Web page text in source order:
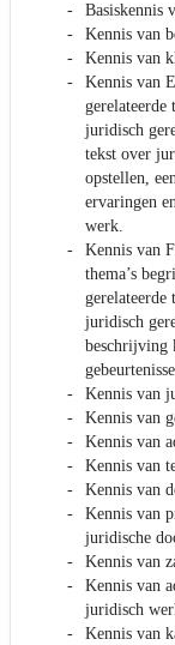
Basiskennis
Kennis van
Kennis van
Kennis van
gerelateerde
juridisch
tekst over
opstellen,
ervaringen
werk.
Kennis van
thema’s
gerelateerde
juridisch
beschrijving
Kennis van
Kennis van
Kennis van
Kennis van
Kennis van
Kennis van
juridische
Kennis van
Kennis van
juridisch
Kennis van